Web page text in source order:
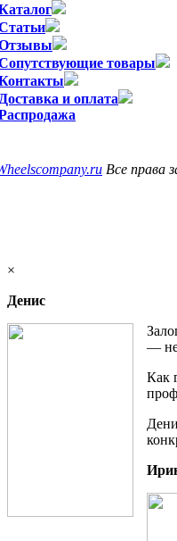
товары
и оплата
Все права
×
Денис
— не
Как